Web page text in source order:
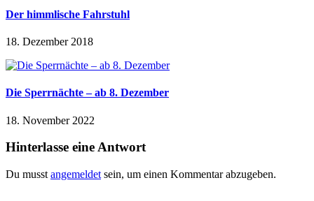
Der himmlische Fahrstuhl
18. Dezember 2018
Die Sperrnächte – ab 8. Dezember
18. November 2022
Hinterlasse eine Antwort
Du musst angemeldet sein, um einen Kommentar abzugeben.